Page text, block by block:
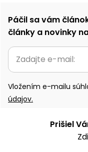
Páčil sa vám
články a novinky
Vložením e-mailu
údajov.
Prišiel